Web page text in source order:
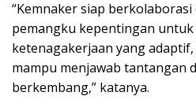
“Kemnaker siap
pemangku kepentingan
ketenagakerjaan yang
mampu menjawab tantangan
berkembang,” katanya.